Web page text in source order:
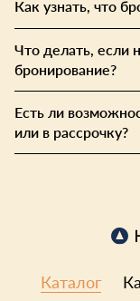
Как узнать, что
Что делать, если
бронирование?
Есть ли
или в рассрочку?
Каталог